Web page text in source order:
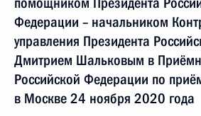
Федерации – начальником
управления Президента
Дмитрием Шальковым в
Российской Федерации по
в Москве 24 ноября 2020 года